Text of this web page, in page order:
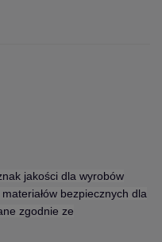
jakości dla wyrobów
bezpiecznych dla
zgodnie ze